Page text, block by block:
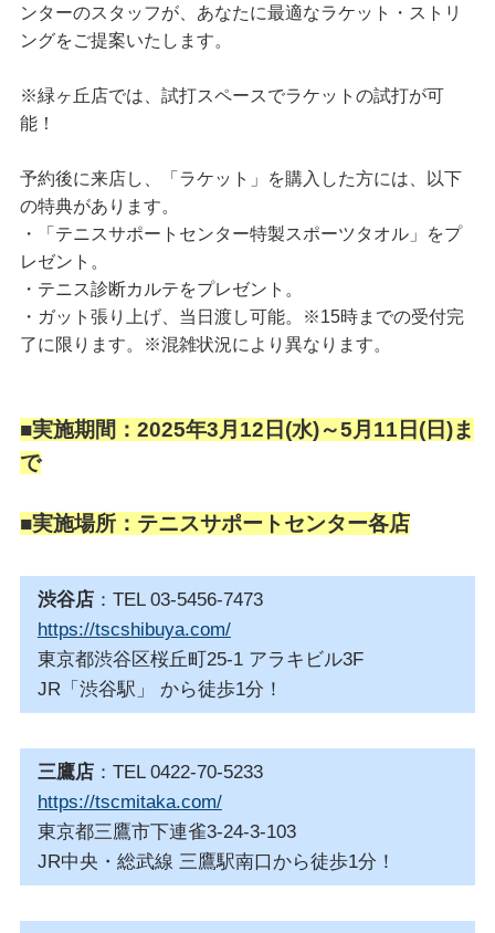
ンターのスタッフが、あなたに最適なラケット・ストリ
ングをご提案いたします。
※緑ヶ丘店では、試打スペースでラケットの試打が可
能！
予約後に来店し、「ラケット」を購入した方には、以下
の特典があります。
・「テニスサポートセンター特製スポーツタオル」をプ
レゼント。
・テニス診断カルテをプレゼント。
・ガット張り上げ、当日渡し可能。※15時までの受付完
了に限ります。※混雑状況により異なります。
■実施期間：2025年3月12日(水)～5月11日(日)ま
で
■実施場所：テニスサポートセンター各店
渋谷店：TEL 03-5456-7473
https://tscshibuya.com/
東京都渋谷区桜丘町25-1 アラキビル3F
JR「渋谷駅」 から徒歩1分！
三鷹店：TEL 0422-70-5233
https://tscmitaka.com/
東京都三鷹市下連雀3-24-3-103
JR中央・総武線 三鷹駅南口から徒歩1分！